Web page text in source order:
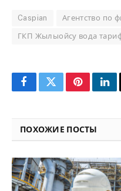
Caspian Агентство по
ГКП Жылыойсу вода
FacebookTwitterPinterest
ПОХОЖИЕ ПОСТЫ